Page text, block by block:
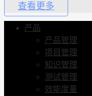
查看更多
产品
产品管理
项目管理
知识管理
测试管理
效能度量